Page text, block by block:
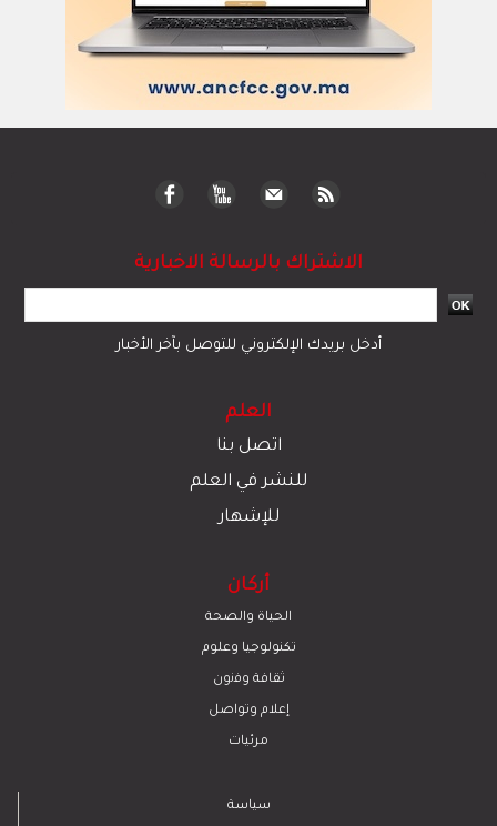
الاشتراك بالرسالة الاخبارية
أدخل بريدك الإلكتروني للتوصل بآخر الأخبار
العلم
اتصل بنا
للنشر في العلم
للإشهار
أركان
الحياة والصحة
تكنولوجيا وعلوم
ﺛﻘﺎﻓﺔ وﻓﻧون
إعلام وتواصل
مرئيات
سياسة